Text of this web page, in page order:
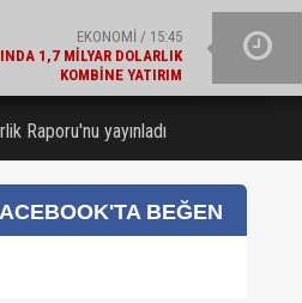
GÜNCEL / 15:21
2030 UYARISI
YAZIN
Raporu'nu yayınladı
BEĞEN